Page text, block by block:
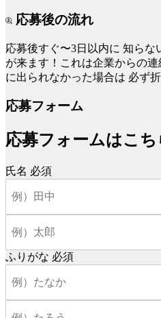
応募後の流れ
応募後すぐ〜3日以内に 知らな
が来ます！これは企業からの
に出られなかった場合は 必ず
応募フォーム
応募フォームはこち
氏名 必須
ふりがな 必須